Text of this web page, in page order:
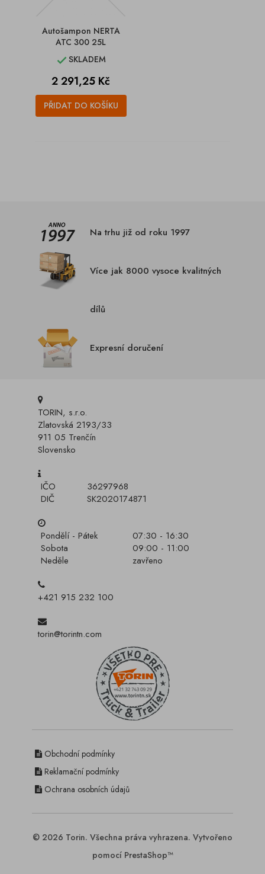
Autošampon NERTA
ATC 300 25L
SKLADEM
Cena
2 291,25 Kč
PŘIDAT DO KOŠÍKU
Na trhu již od roku 1997
Více jak 8000 vysoce kvalitných
dílů
Expresní doručení
TORIN, s.r.o.
Zlatovská 2193/33
911 05 Trenčín
Slovensko
IČO
36297968
DIČ
SK2020174871
Pondělí - Pátek
07:30 - 16:30
Sobota
09:00 - 11:00
Neděle
zavřeno
+421 915 232 100
torin@torintn.com
Obchodní podmínky
Reklamační podmínky
Ochrana osobních údajů
© 2026 Torin. Všechna práva vyhrazena. Vytvořeno
pomocí PrestaShop™